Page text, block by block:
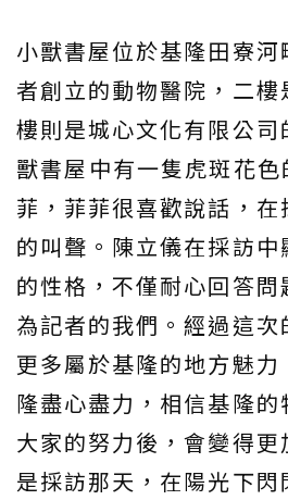
小獸書屋位於基隆田寮
者創立的動物醫院，二
樓則是城心文化有限公
獸書屋中有一隻虎斑花
菲，菲菲很喜歡說話，
的叫聲。陳立儀在採訪
的性格，不僅耐心回答
為記者的我們。經過這
更多屬於基隆的地方魅
隆盡心盡力，相信基隆
大家的努力後，會變得
是採訪那天，在陽光下